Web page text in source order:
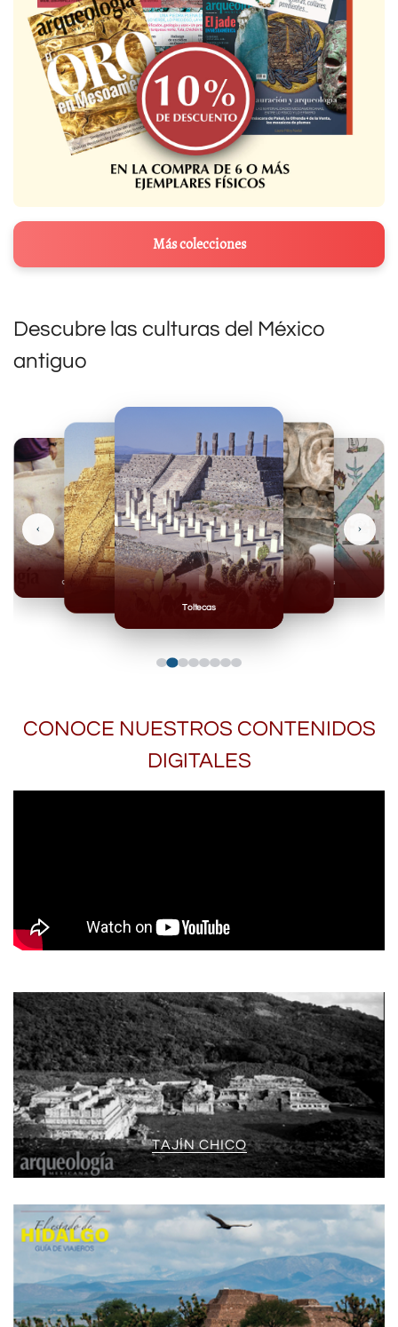
Más colecciones
Descubre las culturas del México
antiguo
Toltecas
Mexicas
Olmecas
‹ ›
CONOCE NUESTROS CONTENIDOS
DIGITALES
TAJÍN CHICO